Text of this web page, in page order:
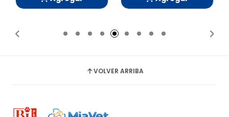
VOLVER ARRIBA